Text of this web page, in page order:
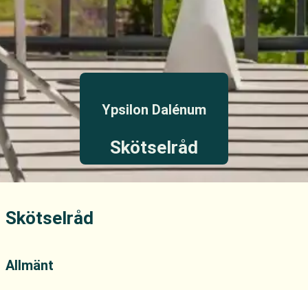
Ypsilon Dalénum
Skötselråd
Skötselråd
Allmänt